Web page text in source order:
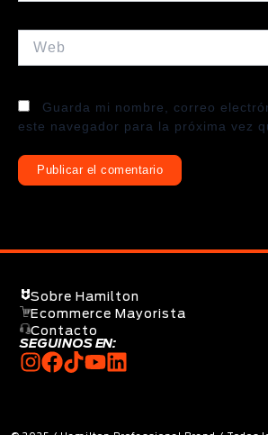
Guarda mi nombre, correo
este navegador para la próxima vez
Sobre Hamilton
Ecommerce Mayorista
Contacto
SEGUINOS EN: